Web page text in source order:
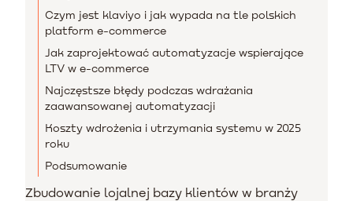
Czym jest klaviyo i jak wypada na tle polskich
platform e-commerce
Jak zaprojektować automatyzacje wspierające
LTV w e-commerce
Najczęstsze błędy podczas wdrażania
zaawansowanej automatyzacji
Koszty wdrożenia i utrzymania systemu w 2025
roku
Podsumowanie
Zbudowanie lojalnej bazy klientów w branży